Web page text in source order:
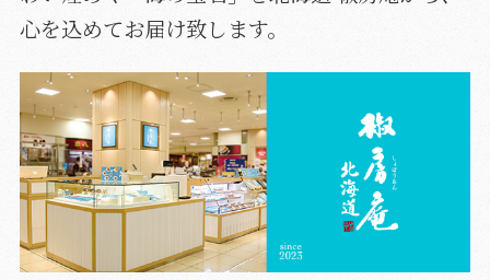
心を込めてお届け致します。